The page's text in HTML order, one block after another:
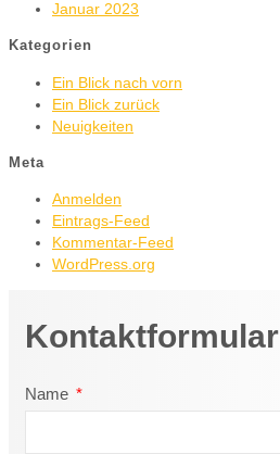
Januar 2023
Kategorien
Ein Blick nach vorn
Ein Blick zurück
Neuigkeiten
Meta
Anmelden
Eintrags-Feed
Kommentar-Feed
WordPress.org
Kontaktformular
Name